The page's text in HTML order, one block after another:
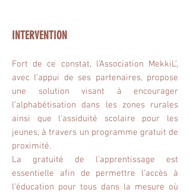
INTERVENTION
Fort de ce constat, l’Association MekkiL’,
avec l’appui de ses partenaires, propose
une solution visant à encourager
l’alphabétisation dans les zones rurales
ainsi que l’assiduité scolaire pour les
jeunes, à travers un programme gratuit de
proximité.
La gratuité de l’apprentissage est
essentielle afin de permettre l’accès à
l’éducation pour tous dans la mesure où